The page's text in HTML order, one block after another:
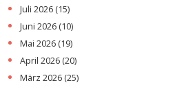
Juli 2026 (15)
Juni 2026 (10)
Mai 2026 (19)
April 2026 (20)
März 2026 (25)